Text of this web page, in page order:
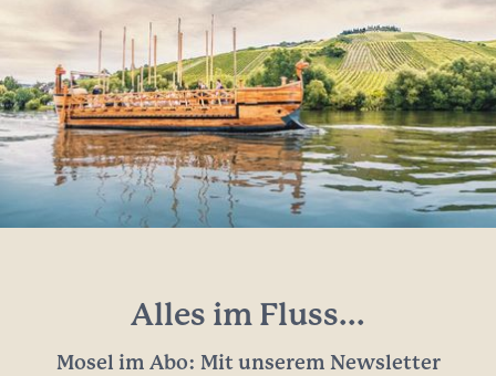
Alles im Fluss...
Mosel im Abo: Mit unserem Newsletter